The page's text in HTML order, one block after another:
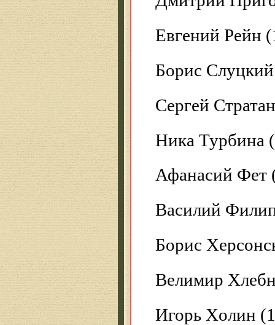
Евгений Рейн
Борис
Сергей
Ника Турбина
Афанасий Фет
Василий
Борис
Велимир
Игорь Хoлин